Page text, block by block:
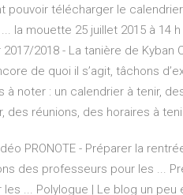
pouvoir télécharger le
la mouette 25 juillet 2015 à 14
2018 - La tanière de
de quoi il s’agit, tâchons
à noter : un calendrier à tenir,
des réunions, des horaires à
PRONOTE - Préparer la
des professeurs pour les ...
les ... Polylogue | Le blog un peu